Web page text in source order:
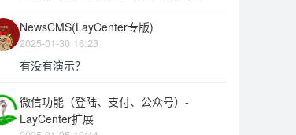
NewsCMS(LayCenter专版)
2025-01-30 16:23
有没有演示？
微信功能（登陆、支付、公众号）-
LayCenter扩展